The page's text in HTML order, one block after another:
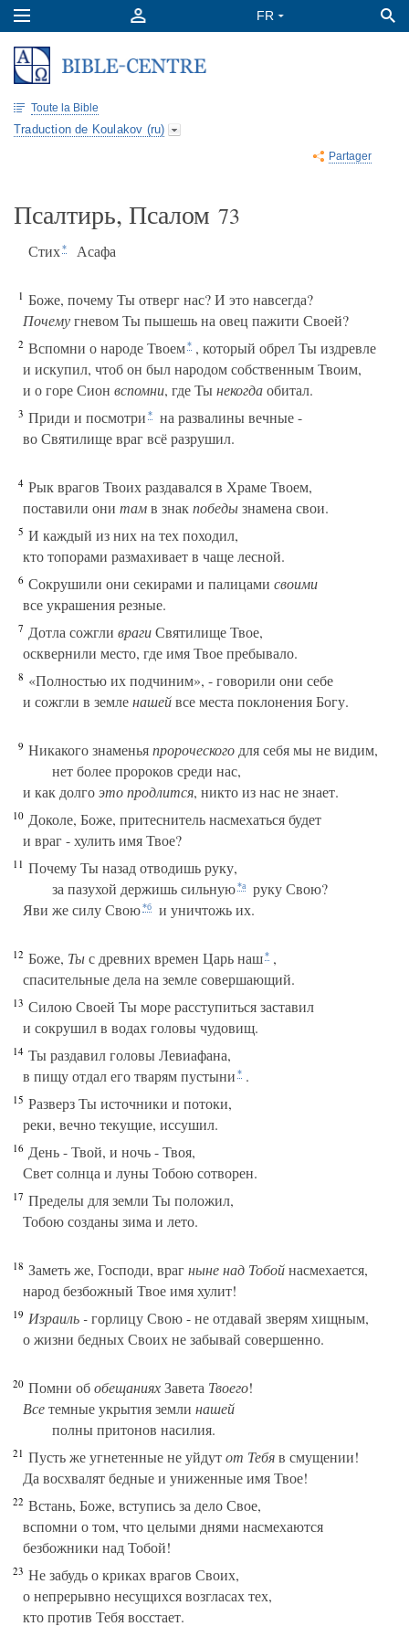
Toute la Bible
Traduction de Koulakov (ru)
Partager
Псалтирь, Псалом 73
Стих* Асафа
1 Боже, почему Ты отверг нас? И это навсегда?
Почемугневом Ты пышешь на овец пажити Своей?
2 Вспомни о народе Твоем* , который обрел Ты издревле
и искупил, чтоб он был народом собственным Твоим,
и о горе Сион вспомни, где Тынекогдаобитал.
3 Приди и посмотри *
на развалины вечные -
во Святилище враг всё разрушил.
4 Рык врагов Твоих раздавался в Храме Твоем,
поставили они тамв знакпобедызнамена свои.
5 И каждый из них на тех походил,
кто топорами размахивает в чаще лесной.
6 Сокрушили они секирами и палицами своими
все украшения резные.
7 Дотла сожгли врагиСвятилище Твое,
осквернили место, где имя Твое пребывало.
8 «Полностью их подчиним», - говорили они себе
и сожгли в земленашейвсе места поклонения Богу.
9 Никакого знаменьяпророческого для себя мы не видим,
нет более пророков среди нас,
и как долгоэто продлится, никто из нас не знает.
10 Доколе, Боже, притеснитель насмехаться будет
и враг - хулить имя Твое?
11 Почему Ты назад отводишь руку,
за пазухой держишь сильную*а
руку Свою?
Яви же силу Свою*б и уничтожь их.
12 Боже, Тыс древних времен Царь наш* ,
спасительные дела на земле совершающий.
13 Силою Своей Ты море расступиться заставил
и сокрушил в водах головы чудовищ.
14 Ты раздавил головы Левиафана,
в пищу отдал его тварям пустыни * .
15 Разверз Ты источники и потоки,
реки, вечно текущие, иссушил.
16 День - Твой, и ночь - Твоя,
Свет солнца и луны Тобою сотворен.
17 Пределы для земли Ты положил,
Тобою созданы зима и лето.
18 Заметь же, Господи, врагныне над Тобойнасмехается,
народ безбожный Твое имя хулит!
19 Израиль -горлицу Свою - не отдавай зверям хищным,
о жизни бедных Своих не забывай совершенно.
20 Помни обобещанияхЗавета Твоего!
Всетемные укрытия земли нашей
полны притонов насилия.
21 Пусть же угнетенные не уйдутот Тебяв смущении!
Да восхвалят бедные и униженные имя Твое!
22 Встань, Боже, вступись за дело Свое,
вспомни о том, что целыми днями насмехаются
безбожники над Тобой!
23 Не забудь о криках врагов Своих,
о непрерывно несущихся возгласах тех,
кто против Тебя восстает.